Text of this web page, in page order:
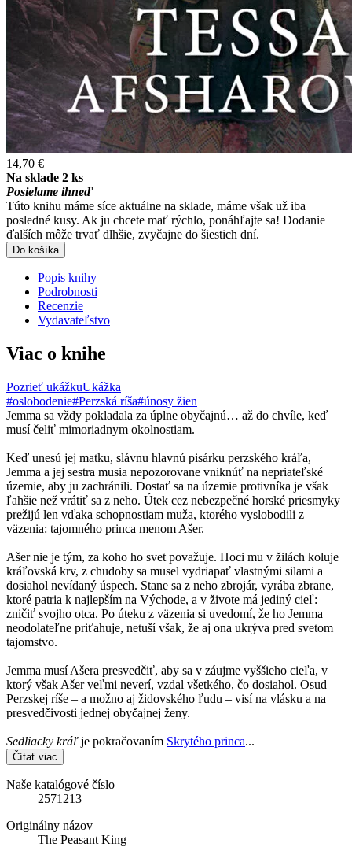
14,70 €
Na sklade 2 ks
Posielame ihneď
Túto knihu máme síce aktuálne na sklade, máme však už iba
posledné kusy. Ak ju chcete mať rýchlo, ponáhľajte sa! Dodanie
ďalších môže trvať dlhšie, zvyčajne do šiestich dní.
Do košíka
Popis knihy
Podrobnosti
Recenzie
Vydavateľstvo
Viac o knihe
Pozrieť ukážkuUkážka
#oslobodenie#Perzská ríša#únosy žien
Jemma sa vždy pokladala za úplne obyčajnú… až do chvíle, keď
musí čeliť mimoriadnym okolnostiam.
Keď unesú jej matku, slávnu hlavnú pisárku perzského kráľa,
Jemma a jej sestra musia nepozorovane vniknúť na nepriateľské
územie, aby ju zachránili. Dostať sa na územie protivníka je však
ľahšie než vrátiť sa z neho. Útek cez nebezpečné horské priesmyky
prežijú len vďaka schopnostiam muža, ktorého vyslobodili z
väzenia: tajomného princa menom Ašer.
Ašer nie je tým, za koho ho svet považuje. Hoci mu v žilách koluje
kráľovská krv, z chudoby sa musel vydriapať vlastnými silami a
dosiahol nevídaný úspech. Stane sa z neho zbrojár, vyrába zbrane,
ktoré patria k najlepším na Východe, a v živote má jediný cieľ:
zničiť svojho otca. Po úteku z väzenia si uvedomí, že ho Jemma
neodolateľne priťahuje, netuší však, že aj ona ukrýva pred svetom
tajomstvo.
Jemma musí Ašera presvedčiť, aby sa v záujme vyššieho cieľa, v
ktorý však Ašer veľmi neverí, vzdal všetkého, čo dosiahol. Osud
Perzskej ríše – a možno aj židovského ľudu – visí na vlásku a na
presvedčivosti jednej obyčajnej ženy.
Sedliacky kráľje pokračovaním Skrytého princa...
Čítať viac
Naše katalógové číslo
2571213
Originálny názov
The Peasant King